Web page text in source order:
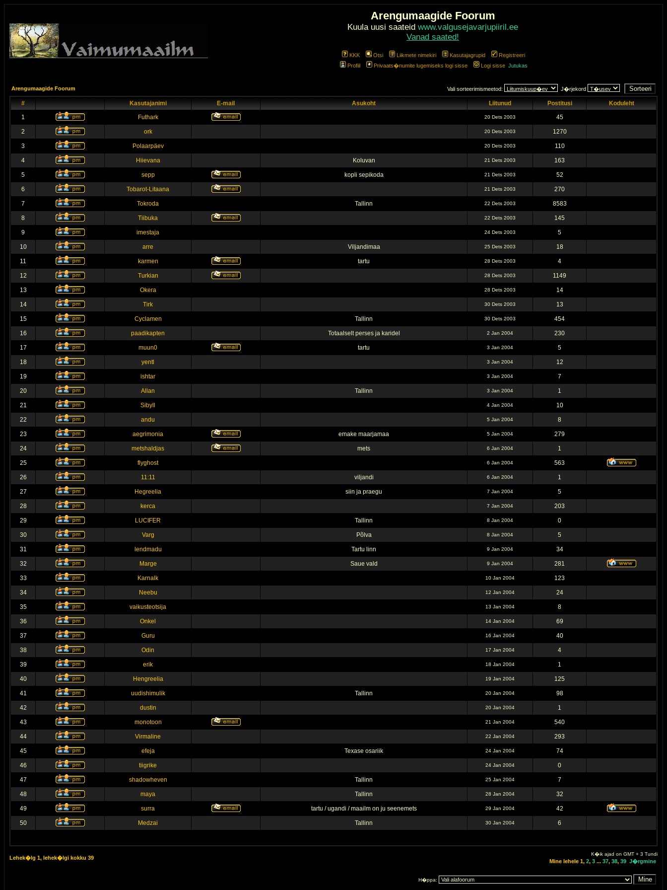
Arengumaagide Foorum
Kuula uusi saateid www.valgusejavarjupiiril.ee
Vanad saated!
KKK Otsi Liikmete nimekiri Kasutajagrupid
Registreeri
Profiil
Privaats�numite lugemiseks logi sisse Logi sisse Jutukas
Arengumaagide Foorum Vali sorteerimismeetod: J�rjekord
# Kasutajanimi E-mail Asukoht Liitunud Postitusi
Koduleht
1
Futhark 20 Dets 2003 45
2 ork 20 Dets 2003 1270
3 Polaarpäev 20 Dets 2003 110
4 Hiievana Koluvan 21 Dets 2003 163
5 sepp kopli sepikoda 21 Dets 2003 52
6 Tobarot-Litaana 21 Dets 2003 270
7 Tokroda Tallinn 22 Dets 2003 8583
8 Tiibuka 22 Dets 2003 145
9 imestaja 24 Dets 2003 5
10 arre Viljandimaa 25 Dets 2003 18
11 karmen tartu 28 Dets 2003 4
12 Turkian 28 Dets 2003 1149
13 Okera 28 Dets 2003 14
14 Tirk 30 Dets 2003 13
15 Cyclamen Tallinn 30 Dets 2003 454
16 paadikapten Totaalselt perses ja karidel 2 Jan 2004 230
17 muun0 tartu 3 Jan 2004 5
18 yentl 3 Jan 2004 12
19 ishtar 3 Jan 2004 7
20 Allan Tallinn 3 Jan 2004 1
21 Sibyll 4 Jan 2004 10
22 andu 5 Jan 2004 8
23 aegrimonia emake maarjamaa 5 Jan 2004 279
24 metshaldjas mets 6 Jan 2004 1
25 flyghost 6 Jan 2004 563
26 11:11 viljandi 6 Jan 2004 1
27 Hegreelia siin ja praegu 7 Jan 2004 5
28 kerca 7 Jan 2004 203
29 LUCIFER Tallinn 8 Jan 2004 0
30 Varg Põlva 8 Jan 2004 5
31 lendmadu Tartu linn 9 Jan 2004 34
32 Marge Saue vald 9 Jan 2004 281
33 Karnalk 10 Jan 2004 123
34 Neebu 12 Jan 2004 24
35 vaikusteotsija 13 Jan 2004 8
36 Onkel 14 Jan 2004 69
37 Guru 16 Jan 2004 40
38 Odin 17 Jan 2004 4
39 erik 18 Jan 2004 1
40 Hengreelia 19 Jan 2004 125
41 uudishimulik Tallinn 20 Jan 2004 98
42 dustin 20 Jan 2004 1
43 monotoon 21 Jan 2004 540
44 Virmaline 22 Jan 2004 293
45 efeja Texase osariik 24 Jan 2004 74
46 tiigrike 24 Jan 2004 0
47 shadowheven Tallinn 25 Jan 2004 7
48 maya Tallinn 28 Jan 2004 32
49 surra tartu / ugandi / maailm on ju seenemets 29 Jan 2004 42
50 Medzai Tallinn 30 Jan 2004 6
Lehek�lg 1, lehek�lgi kokku 39
K�ik ajad on GMT + 3 Tundi
Mine lehele 1, 2, 3 ... 37, 38, 39 J�rgmine
H�ppa: